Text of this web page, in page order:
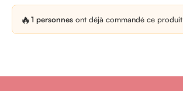
🔥1 personnes ont déjà commandé ce produit